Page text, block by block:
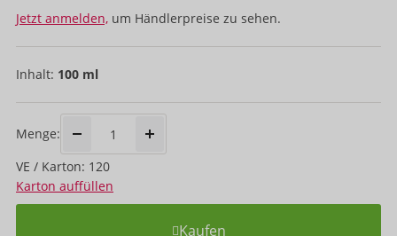
Jetzt anmelden, um Händlerpreise zu sehen.
Inhalt: 100 ml
Menge:
VE / Karton: 120
Karton auffüllen
Kaufen